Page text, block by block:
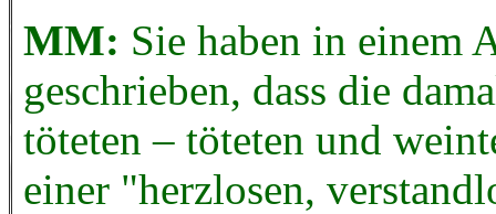
MM: Sie haben in einem
geschrieben, dass die
töteten – töteten und
einer "herzlosen,